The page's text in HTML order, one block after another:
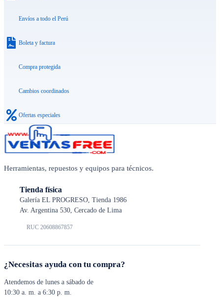
Envíos a todo el Perú
Boleta y factura
Compra protegida
Cambios coordinados
Ofertas especiales
Herramientas, repuestos y equipos para técnicos.
Tienda física
Galería EL PROGRESO, Tienda 1986
Av. Argentina 530, Cercado de Lima
RUC 20608867857
¿Necesitas ayuda con tu compra?
Atendemos de lunes a sábado de
10:30 a. m. a 6:30 p. m.